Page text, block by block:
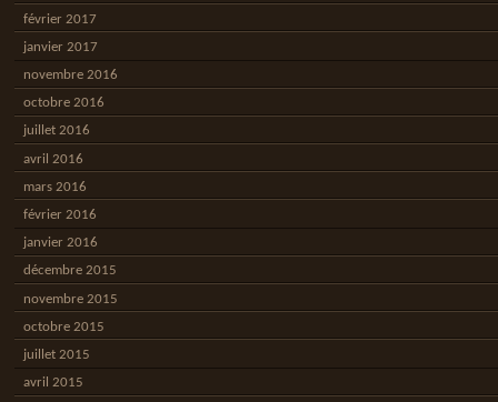
février 2017
janvier 2017
novembre 2016
octobre 2016
juillet 2016
avril 2016
mars 2016
février 2016
janvier 2016
décembre 2015
novembre 2015
octobre 2015
juillet 2015
avril 2015